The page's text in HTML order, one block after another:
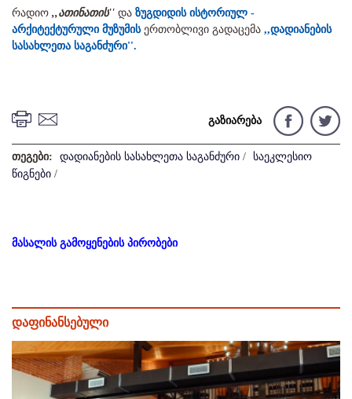
რადიო ,,ათინათის'' და ზუგდიდის ისტორიულ -
არქიტექტურული მუზუმისერთობლივი გადაცემა ,,დადიანების
სასახლეთა საგანძური''.
გაზიარება
თეგები: დადიანების სასახლეთა საგანძური / საეკლესიო
წიგნები /
მასალის გამოყენების პირობები
დაფინანსებული